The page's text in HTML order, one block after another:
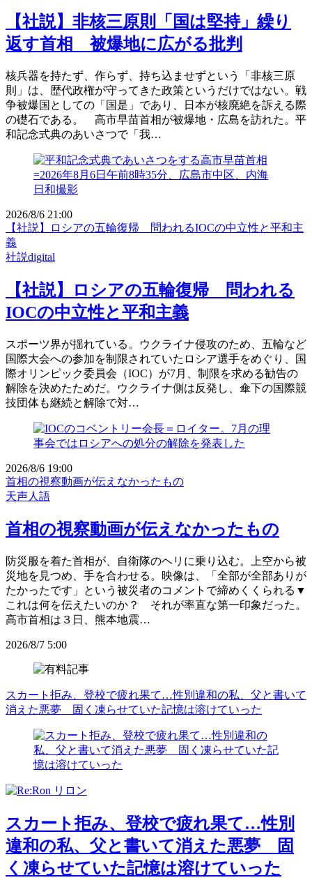
【社説】非核三原則「国は堅持」繰り
返す首相 被爆地に広がる批判
核兵器を持たず、作らず、持ち込ませずという「非核三原
則」は、歴代政権が守ってきた政策というだけではない。戦
争被爆国としての「国是」であり、日本が核廃絶を訴える際
の礎石である。 高市早苗首相が被爆地・広島を訪れた。平
和記念式典のあいさつで「我…
2026/8/6 21:00
【社説】ロシアの五輪復帰 問われるIOCの中立性と平和主
義
社説digital
【社説】ロシアの五輪復帰 問われる
IOCの中立性と平和主義
スポーツ界が揺れている。ウクライナ侵攻のため、五輪など
国際大会への参加を制限されていたロシア選手をめぐり、国
際オリンピック委員会（IOC）が7月、制限を求める勧告の
解除を決めたためだ。ウクライナ側は反発し、傘下の国際競
技団体も継続と解除で対…
2026/8/6 19:00
首相の視察動画が伝えなかったもの
天声人語
首相の視察動画が伝えなかったもの
防災服を着た首相が、自衛隊のヘリに乗り込む。上空から被
災地を見つめ、手を合わせる。映像は、「全部が全部ありが
たかったです」という被災者のコメントで締めくくられる▼
これは何を伝えたいのか？ それが率直な第一印象だった。
高市首相は３日、熊本地震…
2026/8/7 5:00
スカート拒み、登校で疲れ果て…性別違和の私、父と書いて
消えた悪夢 固く凍らせていた記憶は溶けていった
スカート拒み、登校で疲れ果て…性別
違和の私、父と書いて消えた悪夢 固
く凍らせていた記憶は溶けていった